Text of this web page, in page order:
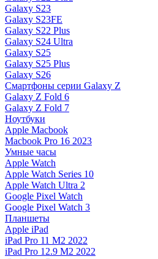
Galaxy S23
Galaxy S23FE
Galaxy S22 Plus
Galaxy S24 Ultra
Galaxy S25
Galaxy S25 Plus
Galaxy S26
Смартфоны серии Galaxy Z
Galaxy Z Fold 6
Galaxy Z Fold 7
Ноутбуки
Apple Macbook
Macbook Pro 16 2023
Умные часы
Apple Watch
Apple Watch Series 10
Apple Watch Ultra 2
Google Pixel Watch
Google Pixel Watch 3
Планшеты
Apple iPad
iPad Pro 11 M2 2022
iPad Pro 12.9 M2 2022